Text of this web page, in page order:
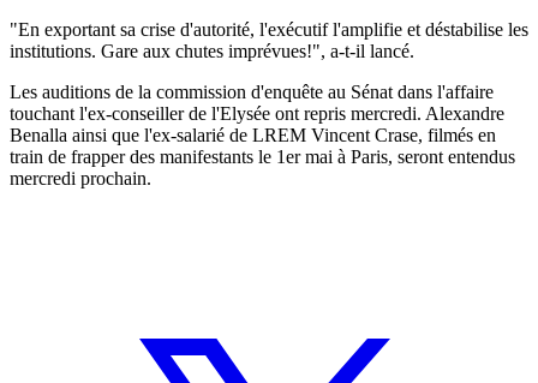
"En exportant sa crise d'autorité, l'exécutif l'amplifie et déstabilise les
institutions. Gare aux chutes imprévues!", a-t-il lancé.
Les auditions de la commission d'enquête au Sénat dans l'affaire
touchant l'ex-conseiller de l'Elysée ont repris mercredi. Alexandre
Benalla ainsi que l'ex-salarié de LREM Vincent Crase, filmés en
train de frapper des manifestants le 1er mai à Paris, seront entendus
mercredi prochain.